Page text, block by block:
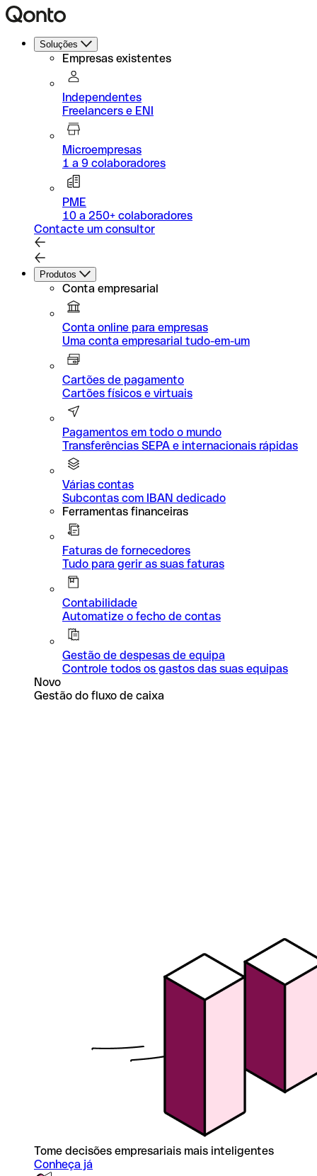
Soluções
Empresas existentes
Independentes
Freelancers e ENI
Microempresas
1 a 9 colaboradores
PME
10 a 250+ colaboradores
Contacte um consultor
Produtos
Conta empresarial
Conta online para empresas
Uma conta empresarial tudo-em-um
Cartões de pagamento
Cartões físicos e virtuais
Pagamentos em todo o mundo
Transferências SEPA e internacionais rápidas
Várias contas
Subcontas com IBAN dedicado
Ferramentas financeiras
Faturas de fornecedores
Tudo para gerir as suas faturas
Contabilidade
Automatize o fecho de contas
Gestão de despesas de equipa
Controle todos os gastos das suas equipas
Novo
Gestão do fluxo de caixa
Tome decisões empresariais mais inteligentes
Conheça já